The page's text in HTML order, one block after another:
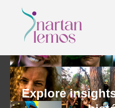
Explore